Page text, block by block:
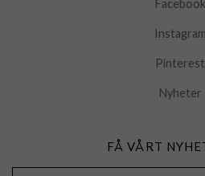
Facebook
Instagram
Pinterest
Nyheter
FÅ VÅRT